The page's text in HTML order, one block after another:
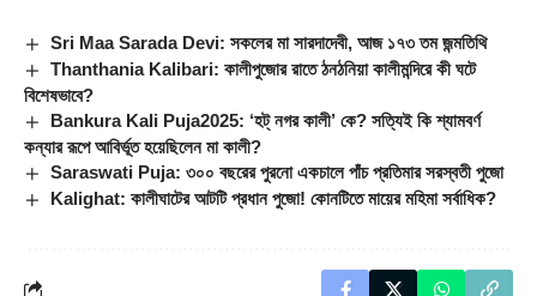
Sri Maa Sarada Devi: সকলের মা সারদাদেবী, আজ ১৭৩ তম জন্মতিথি
Thanthania Kalibari: কালীপুজোর রাতে ঠনঠনিয়া কালীমন্দিরে কী ঘটে
বিশেষভাবে?
Bankura Kali Puja2025: ‘হট্ নগর কালী’ কে? সত্যিই কি শ্যামবর্ণ
কন্যার রূপে আবির্ভূত হয়েছিলেন মা কালী?
Saraswati Puja: ৩০০ বছরের পুরনো একচালে পাঁচ প্রতিমার সরস্বতী পুজো
Kalighat: কালীঘাটের আটটি প্রধান পুজো! কোনটিতে মায়ের মহিমা সর্বাধিক?